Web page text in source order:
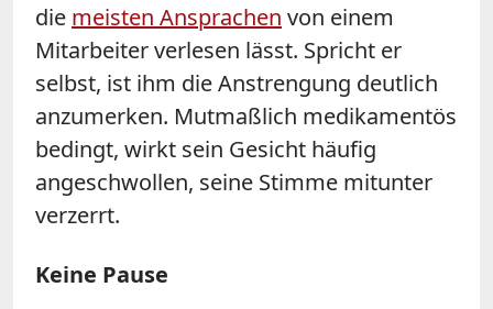
die meisten Ansprachen von einem
Mitarbeiter verlesen lässt. Spricht er
selbst, ist ihm die Anstrengung deutlich
anzumerken. Mutmaßlich medikamentös
bedingt, wirkt sein Gesicht häufig
angeschwollen, seine Stimme mitunter
verzerrt.
Keine Pause